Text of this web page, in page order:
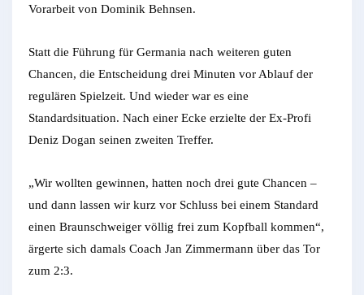
Vorarbeit von Dominik Behnsen.
Statt die Führung für Germania nach weiteren guten
Chancen, die Entscheidung drei Minuten vor Ablauf der
regulären Spielzeit. Und wieder war es eine
Standardsituation. Nach einer Ecke erzielte der Ex-Profi
Deniz Dogan seinen zweiten Treffer.
„Wir wollten gewinnen, hatten noch drei gute Chancen –
und dann lassen wir kurz vor Schluss bei einem Standard
einen Braunschweiger völlig frei zum Kopfball kommen“,
ärgerte sich damals Coach Jan Zimmermann über das Tor
zum 2:3.